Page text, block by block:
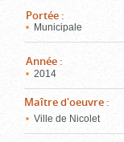
Portée :
Municipale
Année :
2014
Maître d'oeuvre :
Ville de Nicolet